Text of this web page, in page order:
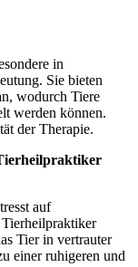
in
Sie bieten
wodurch Tiere
werden können.
der Therapie.
auf
Tier in vertrauter
einer ruhigeren und